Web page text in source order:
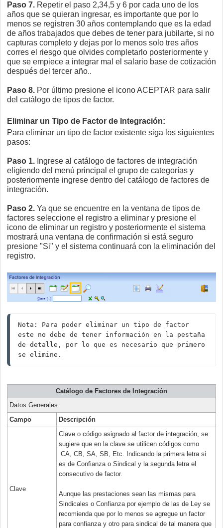
Paso 7. Repetir el paso 2,34,5 y 6 por cada uno de los
años que se quieran ingresar, es importante que por lo
menos se registren 30 años contemplando que es la edad
de años trabajados que debes de tener para jubilarte, si no
capturas completo y dejas por lo menos solo tres años
corres el riesgo que olvides completarlo posteriormente y
que se empiece a integrar mal el salario base de cotización
después del tercer año..
Paso 8. Por último presione el icono ACEPTAR para salir
del catálogo de tipos de factor.
Eliminar un Tipo de Factor de Integración:
Para eliminar un tipo de factor existente siga los siguientes
pasos:
Paso 1. Ingrese al catálogo de factores de integración
eligiendo del menú principal el grupo de categorías y
posteriormente ingrese dentro del catálogo de factores de
integración.
Paso 2. Ya que se encuentre en la ventana de tipos de
factores seleccione el registro a eliminar y presione el
icono de eliminar un registro y posteriormente el sistema
mostrará una ventana de confirmación si está seguro
presione "Si" y el sistema continuará con la eliminación del
registro.
Nota: Para poder eliminar un tipo de factor
este no debe de tener información en la pestaña
de detalle, por lo que es necesario que primero
se elimine.
Catálogo de Factores de Integración
Datos Generales
Campo
Descripción
Clave
Clave o código asignado al factor de integración, se
sugiere que en la clave se utilicen códigos como
CA, CB, SA, SB, Etc. Indicando la primera letra si
es de Confianza o Sindical y la segunda letra el
consecutivo de factor.
Aunque las prestaciones sean las mismas para
Sindicales o Confianza por ejemplo de las de Ley se
recomienda que por lo menos se agregue un factor
para confianza y otro para sindical de tal manera que